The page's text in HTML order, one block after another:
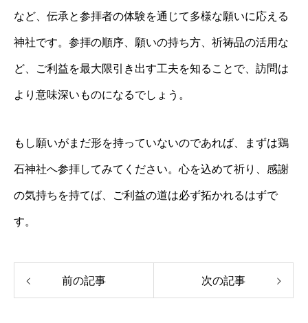
など、伝承と参拝者の体験を通じて多様な願いに応える
神社です。参拝の順序、願いの持ち方、祈祷品の活用な
ど、ご利益を最大限引き出す工夫を知ることで、訪問は
より意味深いものになるでしょう。
もし願いがまだ形を持っていないのであれば、まずは鶏
石神社へ参拝してみてください。心を込めて祈り、感謝
の気持ちを持てば、ご利益の道は必ず拓かれるはずで
す。
前の記事 次の記事